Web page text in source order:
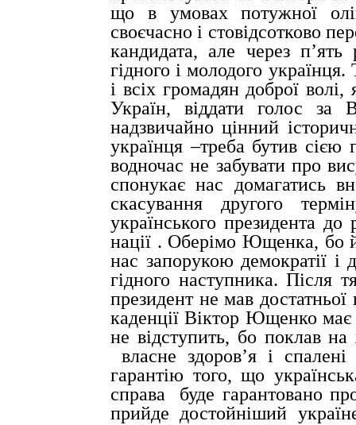
що в умовах потужної
своєчасно і стовідсотково
кандидата, але через
гідного і молодого
і всіх громадян доброї
Україн, віддати голос
надзвичайно цінний
українця –треба бутив
водночас не забувати про
спонукає нас домагатись
скасування другого
українського президента
нації . Оберімо Ющенка, бо
нас запорукою демократії і
гідного наступника. Після
президент не мав достатньої
каденції Віктор Ющенко має
не відступить, бо поклав на
власне здоров’я і
гарантію того, що
справа
буде гарантовано
прийде достойніший украї